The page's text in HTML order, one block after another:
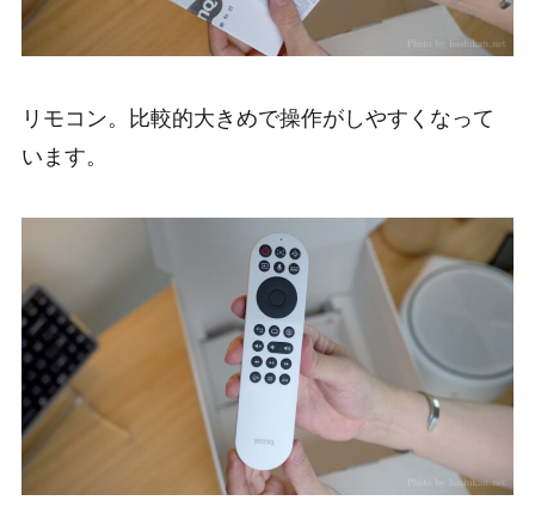
リモコン。比較的大きめで操作がしやすくなって
います。